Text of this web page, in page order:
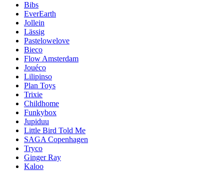
Bibs
EverEarth
Jollein
Lässig
Pastelowelove
Bieco
Flow Amsterdam
Jouéco
Lilipinso
Plan Toys
Trixie
Childhome
Funkybox
Jupiduu
Little Bird Told Me
SAGA Copenhagen
Tryco
Ginger Ray
Kaloo